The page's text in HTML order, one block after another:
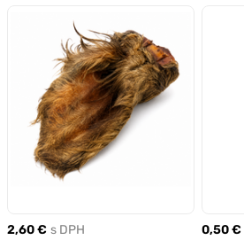
2,60 € s DPH
0,50 €